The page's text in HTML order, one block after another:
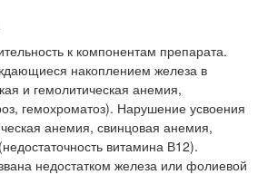
к компонентам препарата.
накоплением железа в
и гемолитическая анемия,
гемохроматоз). Нарушение усвоения
анемия, свинцовая анемия,
витамина В12).
недостатком железа или фолиевой